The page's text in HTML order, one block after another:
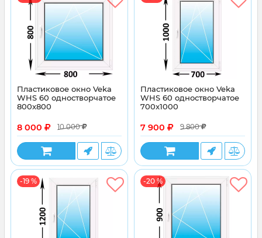
Пластиковое окно Veka
WHS 60 одностворчатое
800x800
8 000 10 000
Пластиковое окно Veka
WHS 60 одностворчатое
700x1000
7 900 9 800
-19 % -20 %